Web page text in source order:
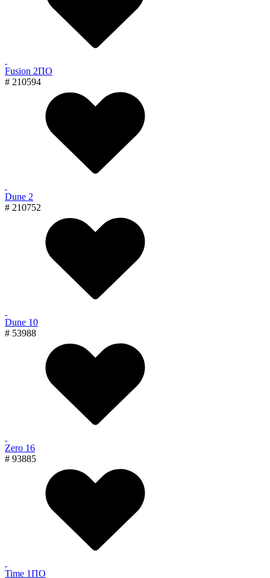
Fusion 2ПО
# 210594
Dune 2
# 210752
Dune 10
# 53988
Zero 16
# 93885
Time 1ПО